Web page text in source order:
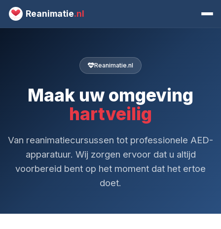
Reanimatie.nl
Reanimatie.nl
Maak uw omgeving
hartveilig
Van reanimatiecursussen tot professionele AED-
apparatuur. Wij zorgen ervoor dat u altijd
voorbereid bent op het moment dat het ertoe
doet.